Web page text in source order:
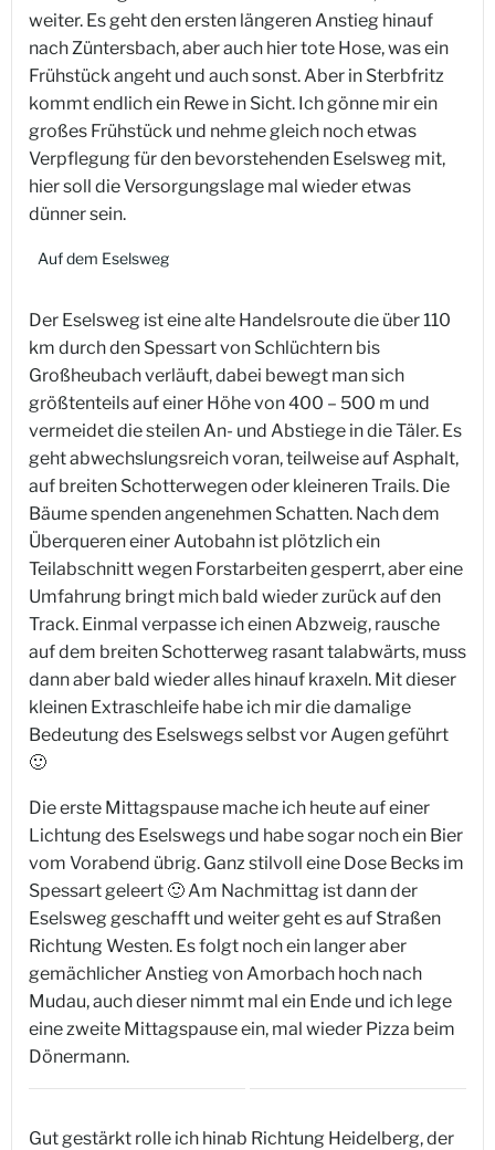
weiter. Es geht den ersten längeren Anstieg hinauf
nach Züntersbach, aber auch hier tote Hose, was ein
Frühstück angeht und auch sonst. Aber in Sterbfritz
kommt endlich ein Rewe in Sicht. Ich gönne mir ein
großes Frühstück und nehme gleich noch etwas
Verpflegung für den bevorstehenden Eselsweg mit,
hier soll die Versorgungslage mal wieder etwas
dünner sein.
Auf dem Eselsweg
Der Eselsweg ist eine alte Handelsroute die über 110
km durch den Spessart von Schlüchtern bis
Großheubach verläuft, dabei bewegt man sich
größtenteils auf einer Höhe von 400 – 500 m und
vermeidet die steilen An- und Abstiege in die Täler. Es
geht abwechslungsreich voran, teilweise auf Asphalt,
auf breiten Schotterwegen oder kleineren Trails. Die
Bäume spenden angenehmen Schatten. Nach dem
Überqueren einer Autobahn ist plötzlich ein
Teilabschnitt wegen Forstarbeiten gesperrt, aber eine
Umfahrung bringt mich bald wieder zurück auf den
Track. Einmal verpasse ich einen Abzweig, rausche
auf dem breiten Schotterweg rasant talabwärts, muss
dann aber bald wieder alles hinauf kraxeln. Mit dieser
kleinen Extraschleife habe ich mir die damalige
Bedeutung des Eselswegs selbst vor Augen geführt
🙂
Die erste Mittagspause mache ich heute auf einer
Lichtung des Eselswegs und habe sogar noch ein Bier
vom Vorabend übrig. Ganz stilvoll eine Dose Becks im
Spessart geleert 🙂 Am Nachmittag ist dann der
Eselsweg geschafft und weiter geht es auf Straßen
Richtung Westen. Es folgt noch ein langer aber
gemächlicher Anstieg von Amorbach hoch nach
Mudau, auch dieser nimmt mal ein Ende und ich lege
eine zweite Mittagspause ein, mal wieder Pizza beim
Dönermann.
Gut gestärkt rolle ich hinab Richtung Heidelberg, der